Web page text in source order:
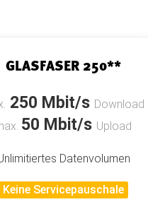
GLASFASER 250**
250 Mbit/s Download
50 Mbit/s Upload
Datenvolumen
Keine Servicepauschale